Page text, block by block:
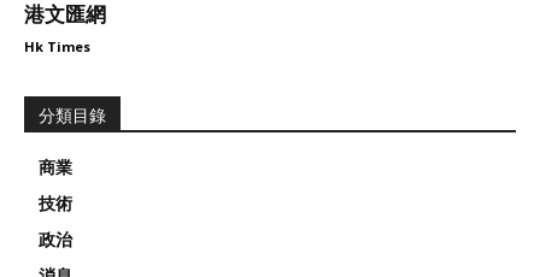
港文匯網
Hk Times
分類目錄
商業
技術
政治